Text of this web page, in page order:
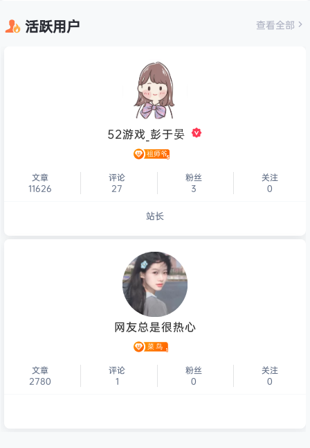
活跃用户 查看全部
52游戏_彭于晏
文章
11626
评论
27
粉丝
3
关注
0
站长
个人主页
网友总是很热心
文章
2780
评论
1
粉丝
0
关注
0